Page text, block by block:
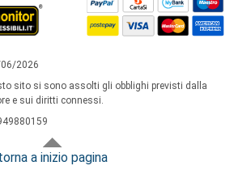
2026
sito si sono assolti gli obblighi previsti dalla
e sui diritti connessi.
a inizio pagina